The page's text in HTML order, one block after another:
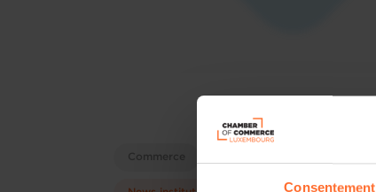
Consentement
Commerce